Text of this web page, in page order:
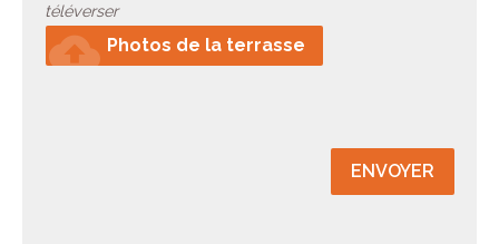
téléverser
cloud_upload Photos de la terrasse
ENVOYER